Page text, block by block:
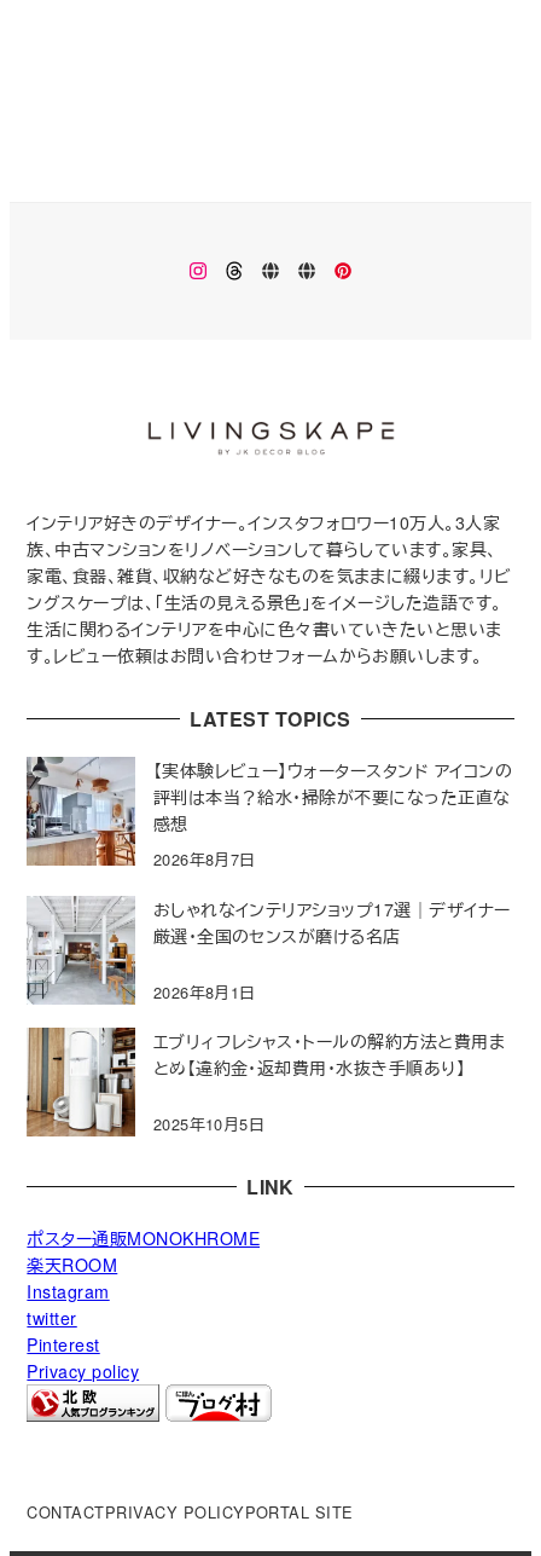
Instagram
Threads
楽 Monokhrome
Pinterest
インテリア好きのデザイナー。インスタフォロワー10万人。3人家
族、中古マンションをリノベーションして暮らしています。家具、
家電、食器、雑貨、収納など好きなものを気ままに綴ります。リビ
ングスケープは、「生活の見える景色」をイメージした造語です。
生活に関わるインテリアを中心に色々書いていきたいと思いま
す。レビュー依頼はお問い合わせフォームからお願いします。
LATEST TOPICS
【実体験レビュー】ウォータースタンド アイコンの
評判は本当？給水・掃除が不要になった正直な
感想
2026年8月7日
おしゃれなインテリアショップ17選｜デザイナー
厳選・全国のセンスが磨ける名店
2026年8月1日
エブリィフレシャス・トールの解約方法と費用ま
とめ【違約金・返却費用・水抜き手順あり】
2025年10月5日
LINK
ポスター通販MONOKHROME
楽天ROOM
Instagram
twitter
Pinterest
Privacy policy
CONTACTPRIVACY POLICYPORTAL SITE